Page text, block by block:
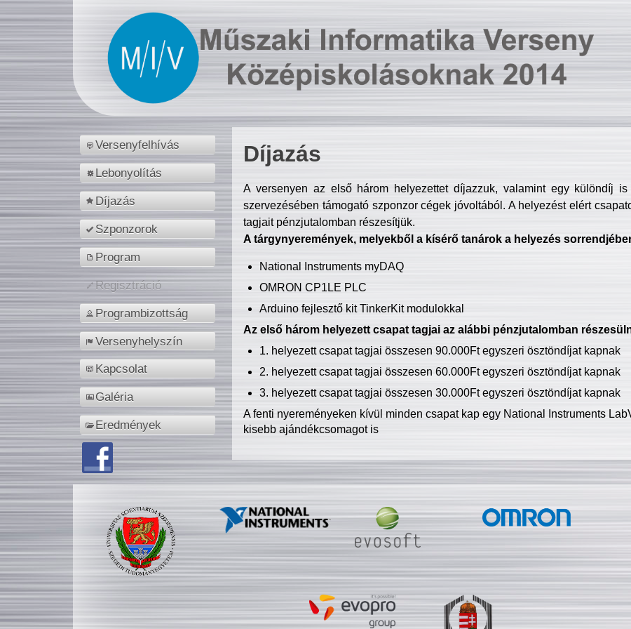
Versenyfelhívás
Lebonyolítás
Díjazás
Szponzorok
Program
Regisztráció
Programbizottság
Versenyhelyszín
Kapcsolat
Galéria
Eredmények
Díjazás
A versenyen az első három helyezettet díjazzuk, valamint egy különdíj
szervezésében támogató szponzor cégek jóvoltából. A helyezést elért
tagjait pénzjutalomban részesítjük.
A tárgynyeremények, melyekből a kísérő tanárok a helyezés
National Instruments myDAQ
OMRON CP1LE PLC
Arduino fejlesztő kit TinkerKit modulokkal
Az első három helyezett csapat tagjai az alábbi pénzjutalomban
1. helyezett csapat tagjai összesen 90.000Ft egyszeri ösztöndíjat kapnak
2. helyezett csapat tagjai összesen 60.000Ft egyszeri ösztöndíjat kapnak
3. helyezett csapat tagjai összesen 30.000Ft egyszeri ösztöndíjat kapnak
A fenti nyereményeken kívül minden csapat kap egy National Instruments
kisebb ajándékcsomagot is